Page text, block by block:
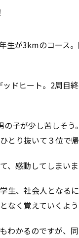
生が3kmのコース
ドヒート。2周目
の子が少し苦しそう
とり抜いて３位で帰
、感動してしまいま
生、社会人となる
なく覚えていくよう
わかるのですが、